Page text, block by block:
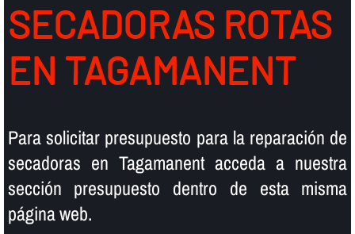
SECADORAS ROTAS
EN TAGAMANENT
Para solicitar presupuesto para la reparación de
secadoras en Tagamanent acceda a nuestra
sección presupuesto dentro de esta misma
página web.